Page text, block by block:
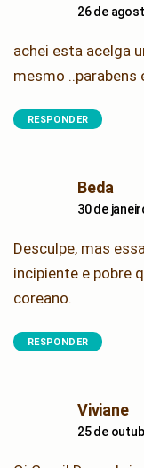
26 de
achei esta acelga
mesmo ..parabens
RESPONDER
Beda
30 de
Desculpe, mas
incipiente e pobre
coreano.
RESPONDER
Viviane
25 de